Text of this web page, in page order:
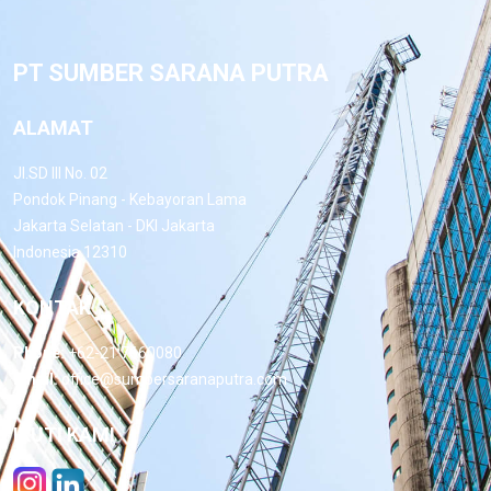
PT SUMBER SARANA PUTRA
ALAMAT
Jl.SD III No. 02
Pondok Pinang - Kebayoran Lama
Jakarta Selatan - DKI Jakarta
Indonesia 12310
KONTAK
Phone: +62-21 7660080
Email:office@sumbersaranaputra.com
IKUTI KAMI